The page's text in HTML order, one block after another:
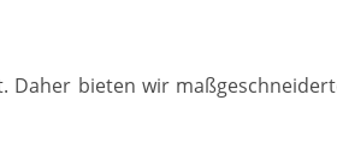
bieten wir